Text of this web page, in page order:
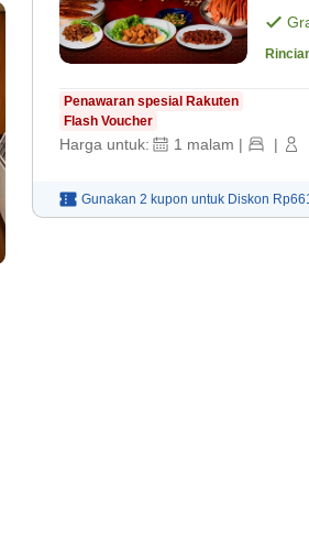
Penawaran spesial Rakuten
Flash Voucher
Harga untuk: 1 malam | |
Gunakan 2 kupon untuk Diskon